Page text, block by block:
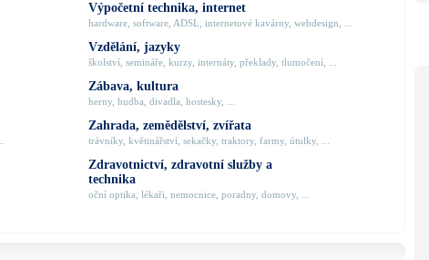
Výpočetní technika, internet
hardware, software, ADSL, internetové kavárny, webdesign, ...
Vzdělání, jazyky
školství, semináře, kurzy, internáty, překlady, tlumočení, ...
Zábava, kultura
herny, hudba, divadla, hostesky, ...
Zahrada, zemědělství, zvířata
trávníky, květinářství, sekačky, traktory, farmy, útulky, ...
Zdravotnictví, zdravotní služby a
technika
oční optika, lékaři, nemocnice, poradny, domovy, ...